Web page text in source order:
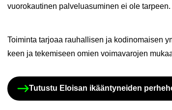
vuo­ro­kau­ti­nen pal­ve­lua­su­mi­nen ei ole tar­peen.
Toi­min­ta tar­jo­aa rau­hal­li­sen ja ko­din­omai­sen
keen ja te­ke­mi­seen omien voi­ma­va­ro­jen
Tu­tus­tu Eloi­san ikään­ty­nei­den